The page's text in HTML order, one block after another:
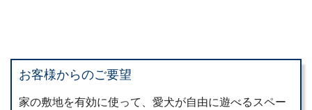
お客様からのご要望
家の敷地を有効に使って、愛犬が自由に遊べるスペー